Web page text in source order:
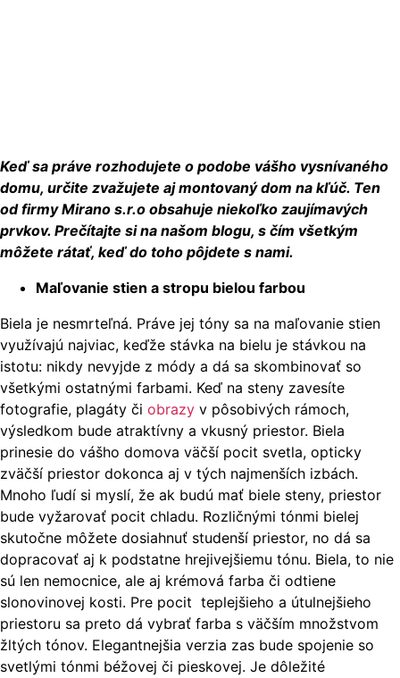
Keď sa práve rozhodujete o podobe vášho vysnívaného
domu, určite zvažujete aj montovaný dom na kľúč. Ten
od firmy Mirano s.r.o obsahuje niekoľko zaujímavých
prvkov. Prečítajte si na našom blogu, s čím všetkým
môžete rátať, keď do toho pôjdete s nami.
Maľovanie stien a stropu bielou farbou
Biela je nesmrteľná. Práve jej tóny sa na maľovanie stien
využívajú najviac, keďže stávka na bielu je stávkou na
istotu: nikdy nevyjde z módy a dá sa skombinovať so
všetkými ostatnými farbami. Keď na steny zavesíte
fotografie, plagáty či obrazy v pôsobivých rámoch,
výsledkom bude atraktívny a vkusný priestor. Biela
prinesie do vášho domova väčší pocit svetla, opticky
zväčší priestor dokonca aj v tých najmenších izbách.
Mnoho ľudí si myslí, že ak budú mať biele steny, priestor
bude vyžarovať pocit chladu. Rozličnými tónmi bielej
skutočne môžete dosiahnuť studenší priestor, no dá sa
dopracovať aj k podstatne hrejivejšiemu tónu. Biela, to nie
sú len nemocnice, ale aj krémová farba či odtiene
slonovinovej kosti. Pre pocit teplejšieho a útulnejšieho
priestoru sa preto dá vybrať farba s väčším množstvom
žltých tónov. Elegantnejšia verzia zas bude spojenie so
svetlými tónmi béžovej či pieskovej. Je dôležité